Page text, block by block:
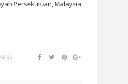
Persekutuan, Malaysia